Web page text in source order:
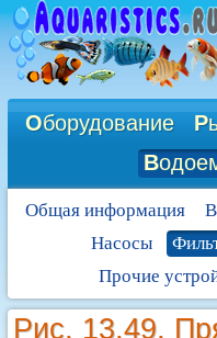
Оборудование Р
В
Общая информация
Насосы
Прочие
Рис. 13.49.